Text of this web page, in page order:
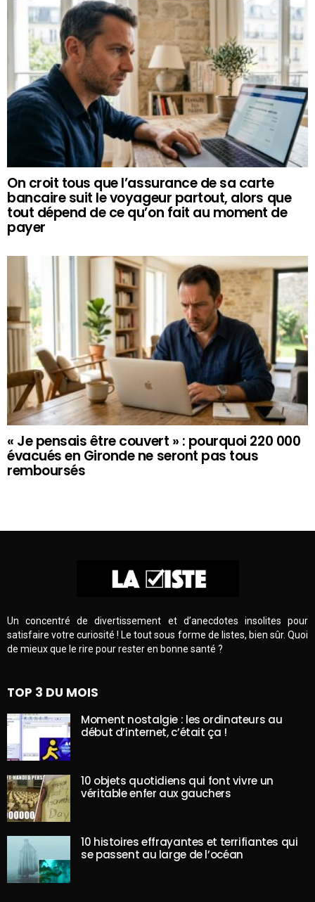
On croit tous que l’assurance de sa carte
bancaire suit le voyageur partout, alors que
tout dépend de ce qu’on fait au moment de
payer
« Je pensais être couvert » : pourquoi 220 000
évacués en Gironde ne seront pas tous
remboursés
Un concentré de divertissement et d’anecdotes insolites pour
satisfaire votre curiosité ! Le tout sous forme de listes, bien sûr. Quoi
de mieux que le rire pour rester en bonne santé ?
TOP 3 DU MOIS
Moment nostalgie : les ordinateurs au
début d’internet, c’était ça !
10 objets quotidiens qui font vivre un
véritable enfer aux gauchers
10 histoires effrayantes et terrifiantes qui
se passent au large de l’océan